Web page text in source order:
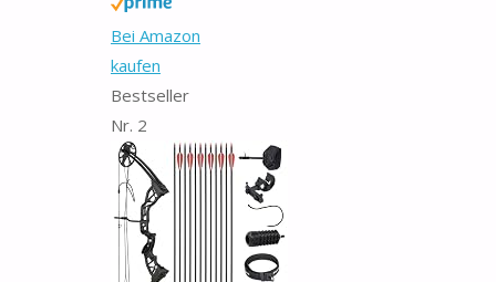
Bei Amazon
kaufen
Bestseller
Nr. 2